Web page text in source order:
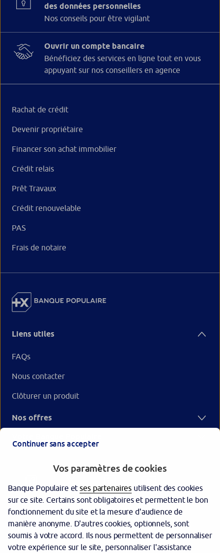
des données personnelles
Nos conseils pour être vigilant
Ouvrir un compte bancaire
Bénéficiez des services en ligne tout en vous
appuyant sur nos conseillers en agence
Rachat de crédit
Devenir propriétaire
Financer son achat immobilier
Crédit relais
Prêt Travaux
Crédit renouvelable
PAS
Frais de notaire
Liens utiles
FAQs
Nous contacter
Clôturer un produit
Nos offres
Garantie des dépôts
Protection des données personnelles
Continuer sans accepter
Vos paramètres de cookies
Banque Populaire etses partenaires utilisent des cookies
sur ce site. Certains sont obligatoires et permettent le bon
fonctionnement du site et la mesure d'audience de
manière anonyme. D'autres cookies, optionnels, sont
soumis à votre accord. Ils nous permettent de personnaliser
votre expérience sur le site, personnaliser l'assistance